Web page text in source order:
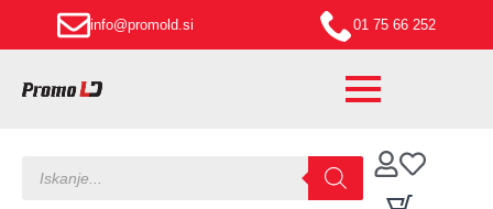
info@promold.si 01 75 66 252
search